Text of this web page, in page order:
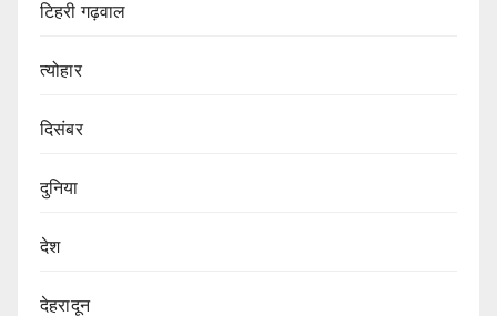
टिहरी गढ़वाल
त्योहार
दिसंबर
दुनिया
देश
देहरादून